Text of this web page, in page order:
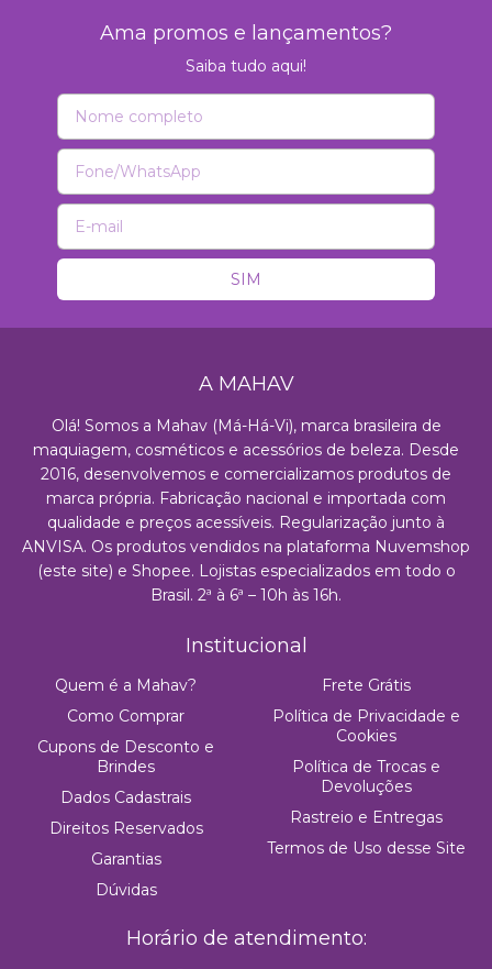
Ama promos e lançamentos?
Saiba tudo aqui!
A MAHAV
Olá! Somos a Mahav (Má-Há-Vi), marca brasileira de
maquiagem, cosméticos e acessórios de beleza. Desde
2016, desenvolvemos e comercializamos produtos de
marca própria. Fabricação nacional e importada com
qualidade e preços acessíveis. Regularização junto à
ANVISA. Os produtos vendidos na plataforma Nuvemshop
(este site) e Shopee. Lojistas especializados em todo o
Brasil. 2ª à 6ª – 10h às 16h.
Institucional
Quem é a Mahav?
Como Comprar
Cupons de Desconto e
Brindes
Dados Cadastrais
Direitos Reservados
Garantias
Dúvidas
Frete Grátis
Política de Privacidade e
Cookies
Política de Trocas e
Devoluções
Rastreio e Entregas
Termos de Uso desse Site
Horário de atendimento: